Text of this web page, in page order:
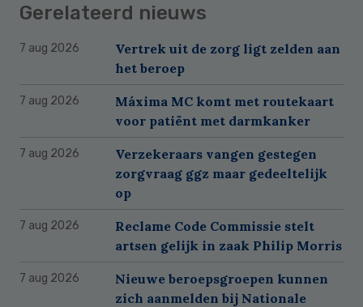
Gerelateerd nieuws
7 aug 2026
Vertrek uit de zorg ligt zelden aan
het beroep
7 aug 2026
Máxima MC komt met routekaart
voor patiënt met darmkanker
7 aug 2026
Verzekeraars vangen gestegen
zorgvraag ggz maar gedeeltelijk
op
7 aug 2026
Reclame Code Commissie stelt
artsen gelijk in zaak Philip Morris
7 aug 2026
Nieuwe beroepsgroepen kunnen
zich aanmelden bij Nationale